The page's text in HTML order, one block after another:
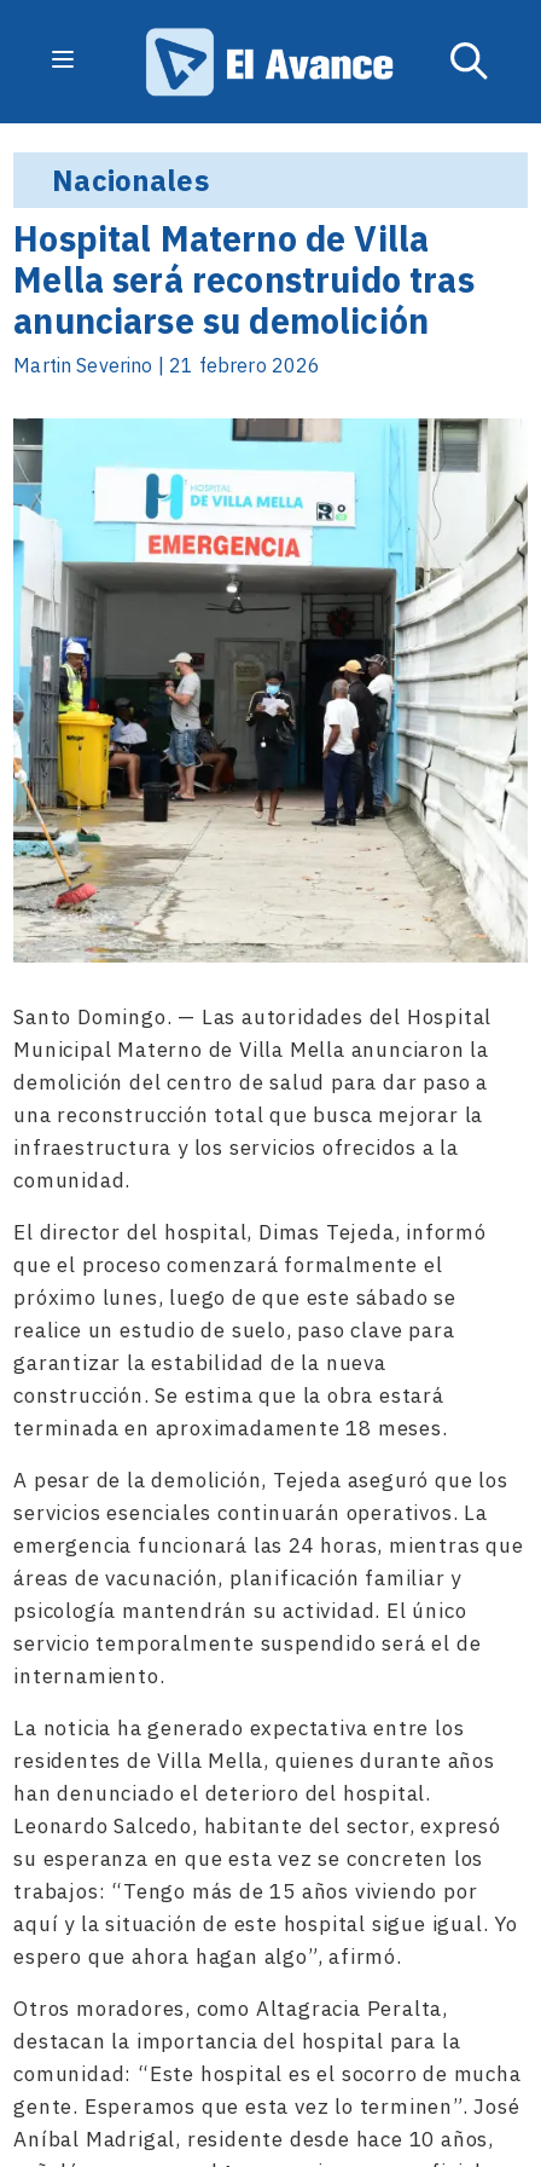
Nacionales
Hospital Materno de Villa
Mella será reconstruido tras
anunciarse su demolición
Martin Severino | 21 febrero 2026
Santo Domingo. — Las autoridades del Hospital
Municipal Materno de Villa Mella anunciaron la
demolición del centro de salud para dar paso a
una reconstrucción total que busca mejorar la
infraestructura y los servicios ofrecidos a la
comunidad.
El director del hospital, Dimas Tejeda, informó
que el proceso comenzará formalmente el
próximo lunes, luego de que este sábado se
realice un estudio de suelo, paso clave para
garantizar la estabilidad de la nueva
construcción. Se estima que la obra estará
terminada en aproximadamente 18 meses.
A pesar de la demolición, Tejeda aseguró que los
servicios esenciales continuarán operativos. La
emergencia funcionará las 24 horas, mientras que
áreas de vacunación, planificación familiar y
psicología mantendrán su actividad. El único
servicio temporalmente suspendido será el de
internamiento.
La noticia ha generado expectativa entre los
residentes de Villa Mella, quienes durante años
han denunciado el deterioro del hospital.
Leonardo Salcedo, habitante del sector, expresó
su esperanza en que esta vez se concreten los
trabajos: “Tengo más de 15 años viviendo por
aquí y la situación de este hospital sigue igual. Yo
espero que ahora hagan algo”, afirmó.
Otros moradores, como Altagracia Peralta,
destacan la importancia del hospital para la
comunidad: “Este hospital es el socorro de mucha
gente. Esperamos que esta vez lo terminen”. José
Aníbal Madrigal, residente desde hace 10 años,